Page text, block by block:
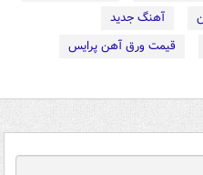
آهنگ جدید
قیمت ورق آهن پرایس